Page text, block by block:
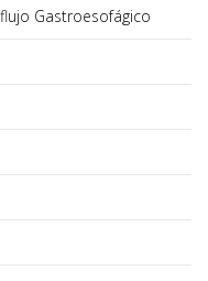
Gastroesofágico